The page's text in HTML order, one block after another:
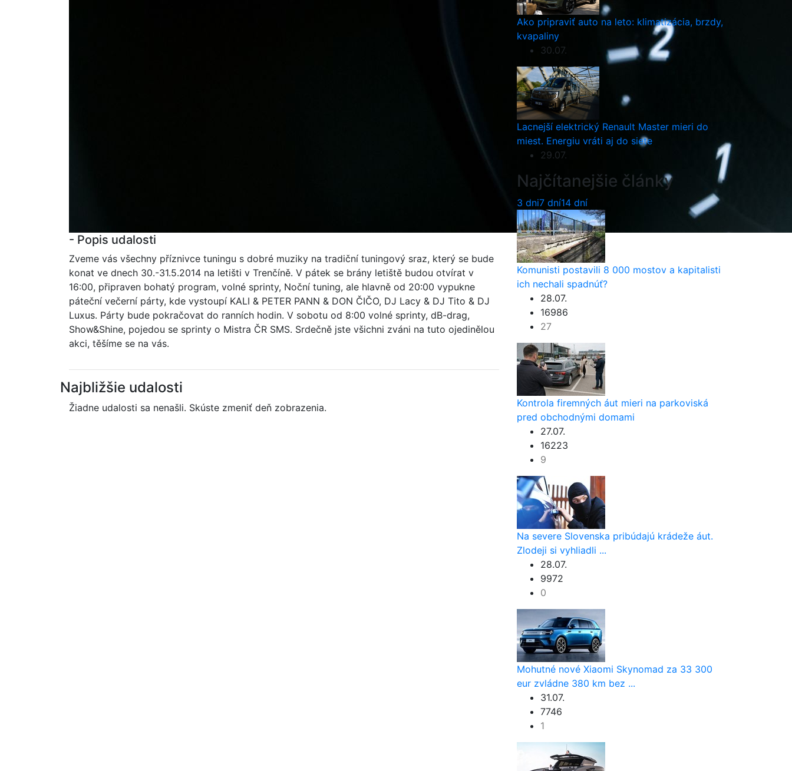
- Popis udalosti
Zveme vás všechny příznivce tuningu s dobré muziky na tradiční tuningový sraz, který se bude
konat ve dnech 30.-31.5.2014 na letišti v Trenčíně. V pátek se brány letiště budou otvírat v
16:00, připraven bohatý program, volné sprinty, Noční tuning, ale hlavně od 20:00 vypukne
páteční večerní párty, kde vystoupí KALI & PETER PANN & DON ČIČO, DJ Lacy & DJ Tito & DJ
Luxus. Párty bude pokračovat do ranních hodin. V sobotu od 8:00 volné sprinty, dB-drag,
Show&Shine, pojedou se sprinty o Mistra ČR SMS. Srdečně jste všichni zváni na tuto ojedinělou
akci, těšíme se na vás.
Najbližšie udalosti
Žiadne udalosti sa nenašli. Skúste zmeniť deň zobrazenia.
Ako pripraviť auto na leto: klimatizácia, brzdy,
kvapaliny
30.07.
Lacnejší elektrický Renault Master mieri do
miest. Energiu vráti aj do siete
29.07.
Najčítanejšie články
3 dni7 dní14 dní
Komunisti postavili 8 000 mostov a kapitalisti
ich nechali spadnúť?
28.07.
16986
27
Kontrola firemných áut mieri na parkoviská
pred obchodnými domami
27.07.
16223
9
Na severe Slovenska pribúdajú krádeže áut.
Zlodeji si vyhliadli ...
28.07.
9972
0
Mohutné nové Xiaomi Skynomad za 33 300
eur zvládne 380 km bez ...
31.07.
7746
1